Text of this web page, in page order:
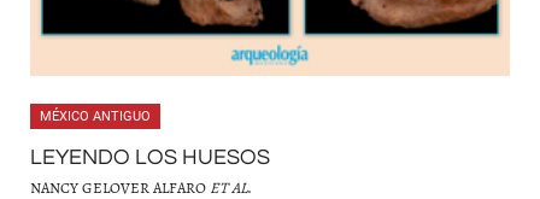
MÉXICO ANTIGUO
LEYENDO LOS HUESOS
NANCY GELOVER ALFARO ET AL.